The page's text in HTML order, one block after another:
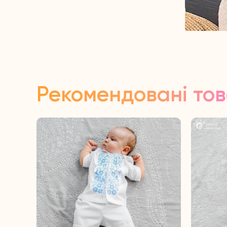
Рекомендовані